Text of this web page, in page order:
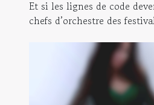
inattendues
Et si les lignes de code
chefs d’orchestre des